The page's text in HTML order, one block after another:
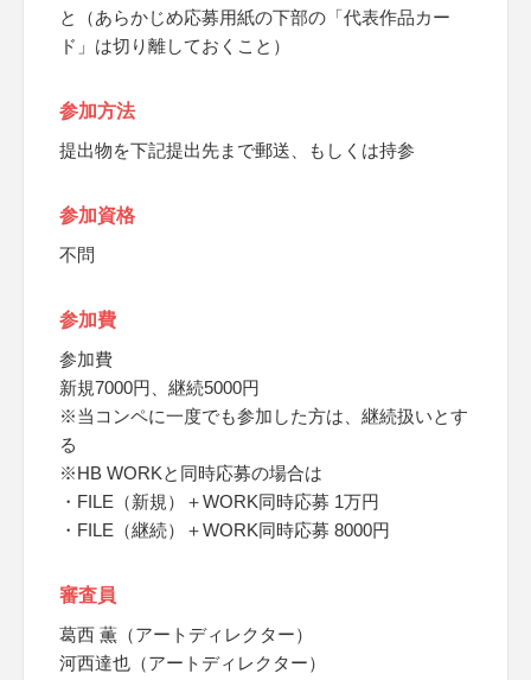
と（あらかじめ応募用紙の下部の「代表作品カー
ド」は切り離しておくこと）
参加方法
提出物を下記提出先まで郵送、もしくは持参
参加資格
不問
参加費
参加費
新規7000円、継続5000円
※当コンペに一度でも参加した方は、継続扱いとす
る
※HB WORKと同時応募の場合は
・FILE（新規）＋WORK同時応募 1万円
・FILE（継続）＋WORK同時応募 8000円
審査員
葛西 薫（アートディレクター）
河西達也（アートディレクター）